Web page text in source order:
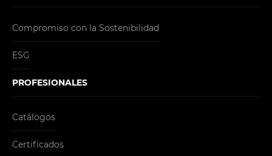
Compromiso con la Sostenibilidad
ESG
PROFESIONALES
Catálogos
Certificados